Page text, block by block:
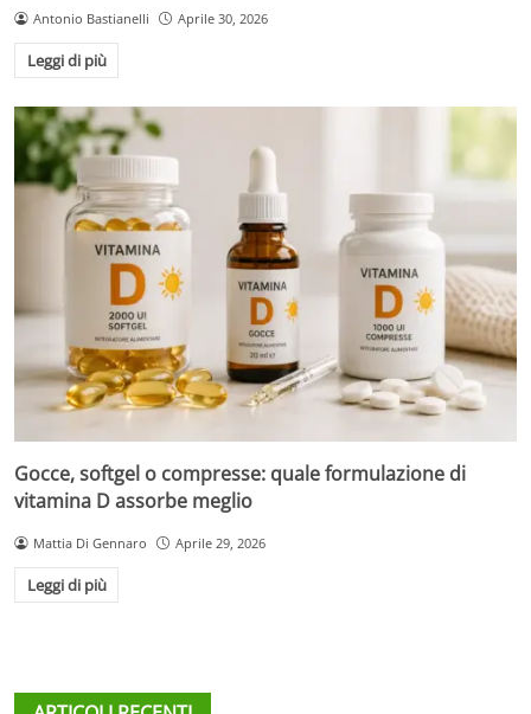
Antonio Bastianelli Aprile 30, 2026
Leggi di più
Gocce, softgel o compresse: quale formulazione di
vitamina D assorbe meglio
Mattia Di Gennaro Aprile 29, 2026
Leggi di più